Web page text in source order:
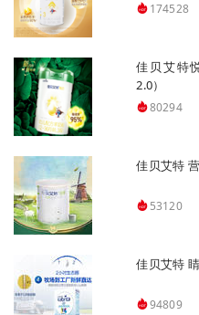
174528
佳贝艾特
2.0）
80294
佳贝艾特
53120
佳贝艾特
94809